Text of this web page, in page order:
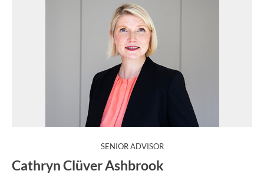
SENIOR ADVISOR:
Cathryn Clüver Ashbrook